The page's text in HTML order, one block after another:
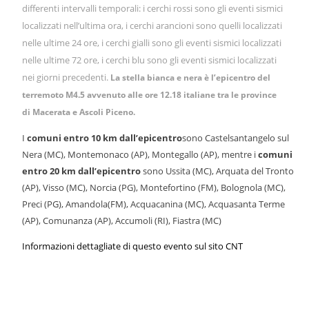
differenti intervalli temporali: i cerchi rossi sono gli eventi sismici
localizzati nell’ultima ora, i cerchi arancioni sono quelli localizzati
nelle ultime 24 ore, i cerchi gialli sono gli eventi sismici localizzati
nelle ultime 72 ore, i cerchi blu sono gli eventi sismici localizzati
nei giorni precedenti. La stella bianca e nera è l’epicentro del
terremoto M4.5 avvenuto alle ore 12.18 italiane tra le province
di Macerata e Ascoli Piceno.
I comuni entro 10 km dall’epicentrosono Castelsantangelo sul
Nera (MC), Montemonaco (AP), Montegallo (AP), mentre icomuni
entro 20 km dall’epicentrosono Ussita (MC), Arquata del Tronto
(AP), Visso (MC), Norcia (PG), Montefortino (FM), Bolognola (MC),
Preci (PG), Amandola(FM), Acquacanina (MC), Acquasanta Terme
(AP), Comunanza (AP), Accumoli (RI), Fiastra (MC)
Informazioni dettagliate di questo evento sul sito CNT